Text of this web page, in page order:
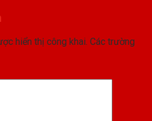
hiển thị công khai. Các trường